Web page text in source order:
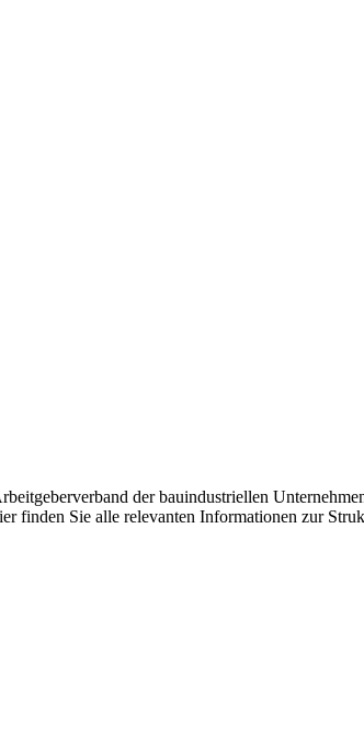
der bauindustriellen
finden Sie alle relevanten Informationen zur